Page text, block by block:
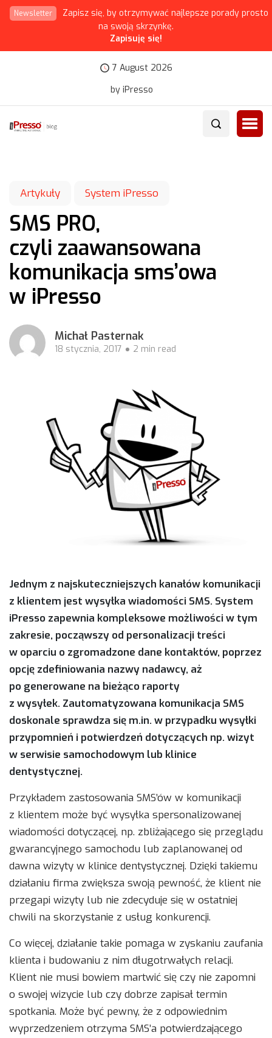
Newsletter
Zapisz się, by otrzymywać najlepsze porady prosto
na swoją skrzynkę.
Zapisuję się!
7 August 2026
by iPresso
Artykuły System iPresso
SMS PRO,
czyli zaawansowana
komunikacja sms’owa
w iPresso
Michał Pasternak
18 stycznia, 2017 2 min read
Jednym z najskuteczniejszych kanałów komunikacji
z klientem jest wysyłka wiadomości SMS. System
iPresso zapewnia kompleksowe możliwości w tym
zakresie, począwszy od personalizacji treści
w oparciu o zgromadzone dane kontaktów, poprzez
opcję zdefiniowania nazwy nadawcy, aż
po generowane na bieżąco raporty
z wysyłek. Zautomatyzowana komunikacja SMS
doskonale sprawdza się m.in. w przypadku wysyłki
przypomnień i potwierdzeń dotyczących np. wizyt
w serwisie samochodowym lub klinice
dentystycznej.
Przykładem zastosowania SMS’ów w komunikacji
z klientem może być wysyłka spersonalizowanej
wiadomości dotyczącej, np. zbliżającego się przeglądu
gwarancyjnego samochodu lub zaplanowanej od
dawna wizyty w klinice dentystycznej. Dzięki takiemu
działaniu firma zwiększa swoją pewność, że klient nie
przegapi wizyty lub nie zdecyduje się w ostatniej
chwili na skorzystanie z usług konkurencji.
Co więcej, działanie takie pomaga w zyskaniu zaufania
klienta i budowaniu z nim długotrwałych relacji.
Klient nie musi bowiem martwić się czy nie zapomni
o swojej wizycie lub czy dobrze zapisał termin
spotkania. Może być pewny, że z odpowiednim
wyprzedzeniem otrzyma SMS’a potwierdzającego